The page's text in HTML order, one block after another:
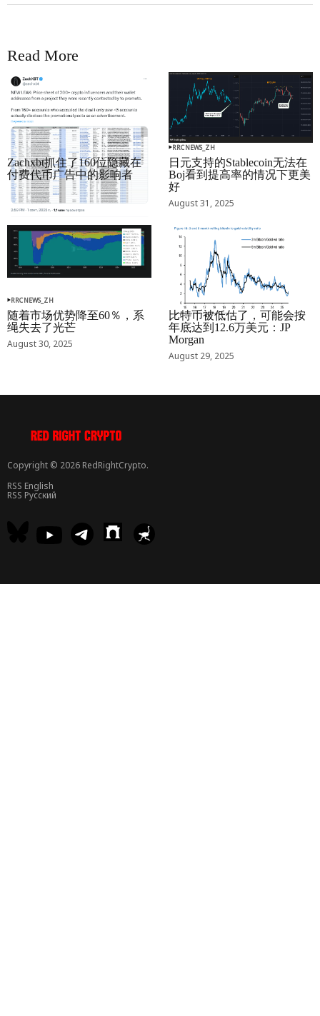
Read More
RRCNEWS_ZH
Zachxbt抓住了160位隐藏在
付费代币广告中的影响者
September 01, 2025
RRCNEWS_ZH
日元支持的Stablecoin无法在
Boj看到提高率的情况下更美
好
August 31, 2025
RRCNEWS_ZH
随着市场优势降至60％，系
绳失去了光芒
August 30, 2025
RRCNEWS_ZH
比特币被低估了，可能会按
年底达到12.6万美元：JP
Morgan
August 29, 2025
Copyright © 2026 RedRightCrypto.
RSS English
RSS Русский